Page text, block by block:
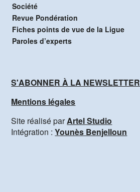
Société
Revue Pondération
Fiches points de vue de la Ligue
Paroles d’experts
S'ABONNER À LA NEWSLETTER
Mentions légales
Site réalisé parArtel Studio
Intégration :Younès Benjelloun